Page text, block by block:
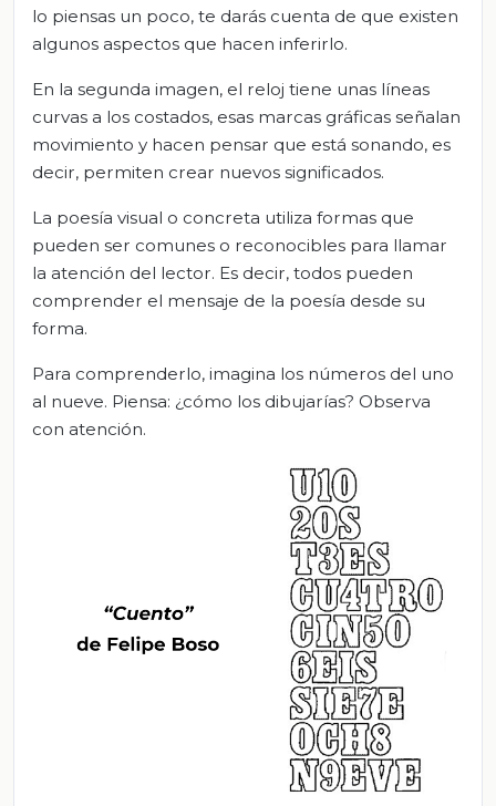
lo piensas un poco, te darás cuenta de que existen
algunos aspectos que hacen inferirlo.
En la segunda imagen, el reloj tiene unas líneas
curvas a los costados, esas marcas gráficas señalan
movimiento y hacen pensar que está sonando, es
decir, permiten crear nuevos significados.
La poesía visual o concreta utiliza formas que
pueden ser comunes o reconocibles para llamar
la atención del lector. Es decir, todos pueden
comprender el mensaje de la poesía desde su
forma.
Para comprenderlo, imagina los números del uno
al nueve. Piensa: ¿cómo los dibujarías? Observa
con atención.